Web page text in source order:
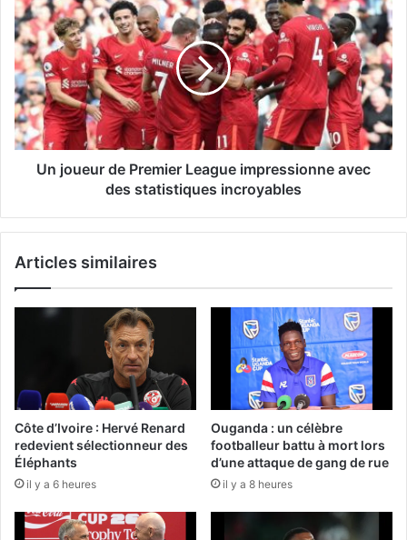
Un joueur de Premier League impressionne avec
des statistiques incroyables
Articles similaires
Côte d’Ivoire : Hervé Renard
redevient sélectionneur des
Éléphants
il y a 6 heures
Ouganda : un célèbre
footballeur battu à mort lors
d’une attaque de gang de rue
il y a 8 heures